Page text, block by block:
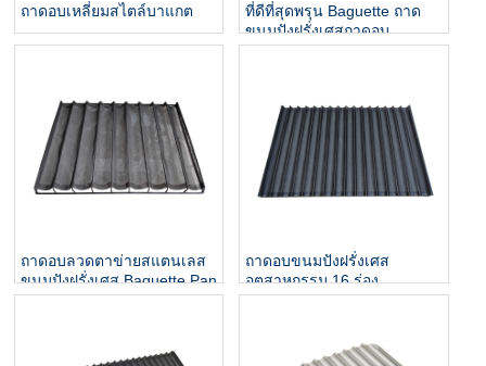
ถาดอบเหลี่ยมสไตล์บาแกต
ที่ดีที่สุดพรุน Baguette ถาด
ขนมปังฝรั่งเศสถาดอบ
ถาดอบลวดตาข่ายสแตนเลส
ขนมปังฝรั่งเศส Baguette Pan
ถาดอบขนมปังฝรั่งเศส
อุตสาหกรรม 16 ร่อง
Baguette Pan